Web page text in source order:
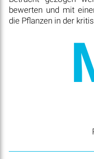
bewerten und mit
die Pflanzen in der